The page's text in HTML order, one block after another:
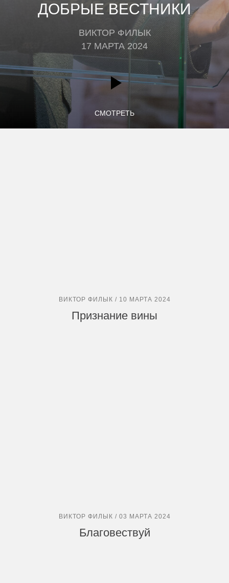
ДОБРЫЕ ВЕСТНИКИ
ВИКТОР ФИЛЫК
17 МАРТА 2024
СМОТРЕТЬ
ВИКТОР ФИЛЫК / 10 МАРТА 2024
Признание вины
ВИКТОР ФИЛЫК / 03 МАРТА 2024
Благовествуй